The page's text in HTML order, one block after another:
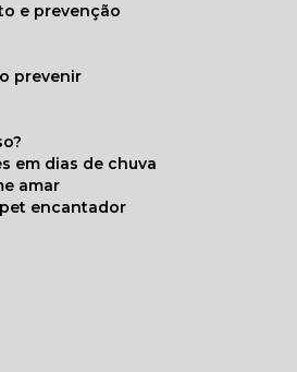
e prevenção
prevenir
em dias de chuva
amar
pet encantador